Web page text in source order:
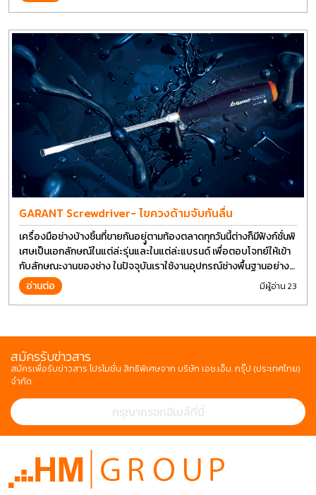
GARANT Screwdriver- ไขควงด้ามจับกันลื่น
เครื่องมือช่างบ้างชิ้นที่ขายกันอยุู่ตามท้องตลาดทุกวันนี้ต่างก็มีฟังก์ชั่นพิ
เศษเป็นเอกลักษณ์ในแต่ล่ะรุ่นและในแต่ล่ะแบรนด์ เพื่อตอบโจทย์ให้เข้า
กับลักษณะงานของช่าง ในปัจจุบันเราใช้งานอุปกรณ์ช่างพื้นฐานอย่าง
ไขควงกันในงานหลายประเภททำให้มีการปรับเปลี่ยนรูปแบบ
อ่านต่อ มีผู้อ่าน 23
สมัครรับข่าวสาร
สมัครเพื่อรับข่าวสาร โปรโมชั่น สิทธิพิเศษจาก บริษัท เอช.เอ็ม. กรุ๊ป (ประเทศไทย)
จำกัด